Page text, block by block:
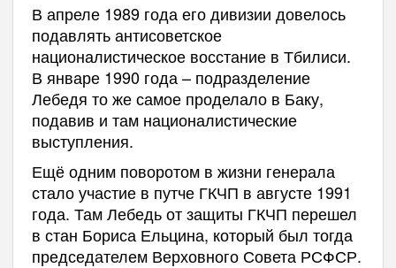
В апреле 1989 года его дивизии довелось
подавлять антисоветское
националистическое восстание в Тбилиси.
В январе 1990 года – подразделение
Лебедя то же самое проделало в Баку,
подавив и там националистические
выступления.
Ещё одним поворотом в жизни генерала
стало участие в путче ГКЧП в августе 1991
года. Там Лебедь от защиты ГКЧП перешел
в стан Бориса Ельцина, который был тогда
председателем Верховного Совета РСФСР.